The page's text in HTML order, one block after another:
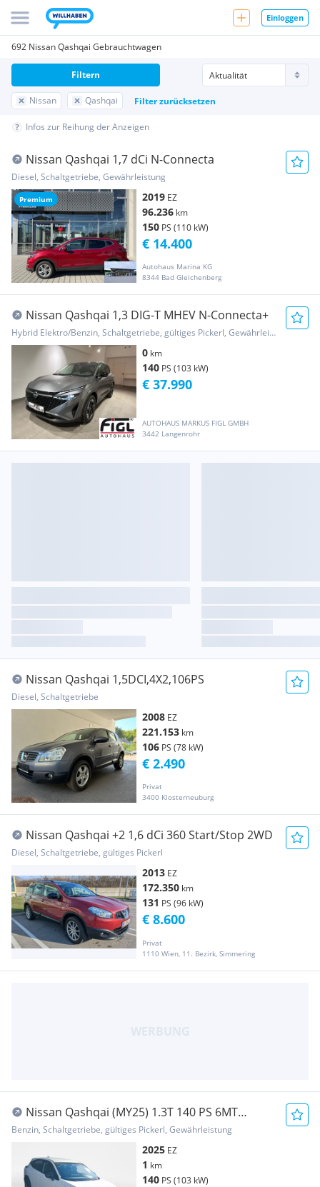
Einloggen
692 Nissan Qashqai Gebrauchtwagen
Nissan Qashqai Filter zurücksetzen
Filtern
Infos zur Reihung der Anzeigen
Premium
Nissan Qashqai 1,7 dCi N-Connecta
Diesel, Schaltgetriebe, Gewährleistung
2019 EZ
96.236 km
150 PS (110 kW)
Autohaus Marina KG
8344 Bad Gleichenberg
€ 14.400
Nissan Qashqai 1,3 DIG-T MHEV N-Connecta+
Hybrid Elektro/Benzin, Schaltgetriebe, gültiges Pickerl, Gewährleistung
0 km
140 PS (103 kW)
AUTOHAUS MARKUS FIGL GMBH
3442 Langenrohr
€ 37.990
Nissan Qashqai 1,5DCI,4X2,106PS
Diesel, Schaltgetriebe
2008 EZ
221.153 km
106 PS (78 kW)
Privat
3400 Klosterneuburg
€ 2.490
Nissan Qashqai +2 1,6 dCi 360 Start/Stop 2WD
Diesel, Schaltgetriebe, gültiges Pickerl
2013 EZ
172.350 km
131 PS (96 kW)
Privat
1110 Wien, 11. Bezirk, Simmering
€ 8.600
Nissan Qashqai (MY25) 1.3T 140 PS 6MT
Acenta+
Benzin, Schaltgetriebe, gültiges Pickerl, Gewährleistung
2025 EZ
1 km
140 PS (103 kW)